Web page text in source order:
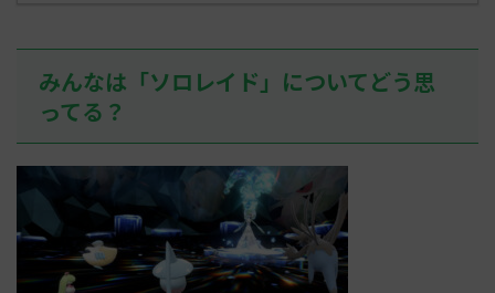
みんなは「ソロレイド」についてどう思
ってる？